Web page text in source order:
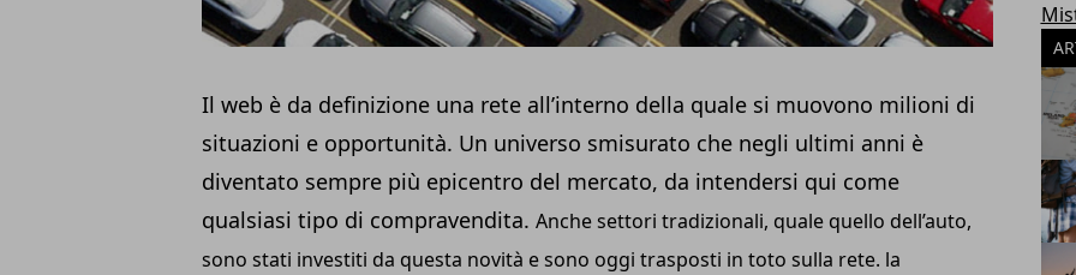
Il web è da definizione una rete all’interno della quale si muovono milioni di
situazioni e opportunità. Un universo smisurato che negli ultimi anni è
diventato sempre più epicentro del mercato, da intendersi qui come
qualsiasi tipo di compravendita. Anche settori tradizionali, quale quello dell’auto,
sono stati investiti da questa novità e sono oggi trasposti in toto sulla rete. la